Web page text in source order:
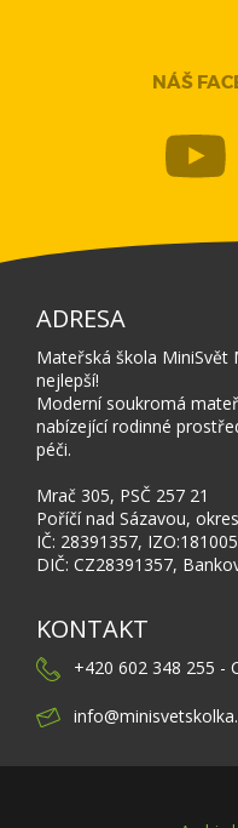
NÁŠ
ADRESA
Mateřská škola
nejlepší!
Moderní soukromá
nabízející rodinné
péči.
Mrač 305, PSČ 257 21
Poříčí nad Sázavou,
IČ: 28391357,
DIČ: CZ28391357,
KONTAKT
+420 602 348 255 -